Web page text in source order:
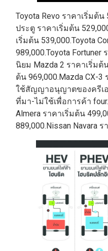
Toyota Revo ราคาเริ่มต้น
ประตู ราคาเริ่มต้น
เริ่มต้น 539,000.Toyota
989,000.Toyota Fortuner
นิยม Mazda 2 ราคาเริ่มต้
ต้น 969,000.Mazda CX-
ใช้สัญญาอนุญาตของครีเ
ที่มา-ไม่ใช้เพื่อการค้า
Almera ราคาเริ่มต้น
889,000.Nissan Navara